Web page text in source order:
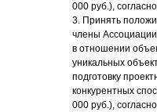
000 руб.),
3. Принять
члены Ассоциации
в отношении
уникальных
подготовку
конкурентных
000 руб.),